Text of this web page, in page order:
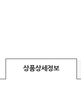
상품상세정보